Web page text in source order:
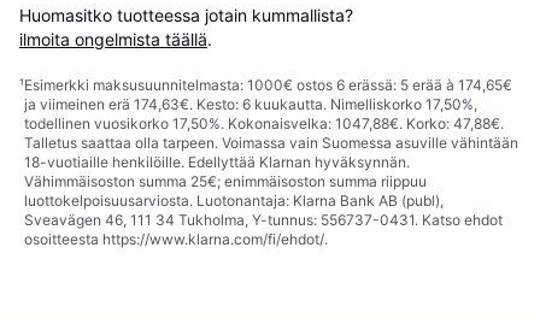
Huomasitko tuotteessa jotain kummallista?
ilmoita ongelmista täällä.
¹Esimerkki maksusuunnitelmasta: 1000€ ostos 6 erässä: 5 erää à 174,65€
ja viimeinen erä 174,63€. Kesto: 6 kuukautta. Nimelliskorko 17,50%,
todellinen vuosikorko 17,50%. Kokonaisvelka: 1047,88€. Korko: 47,88€.
Talletus saattaa olla tarpeen. Voimassa vain Suomessa asuville vähintään
18-vuotiaille henkilöille. Edellyttää Klarnan hyväksynnän.
Vähimmäisoston summa 25€; enimmäisoston summa riippuu
luottokelpoisuusarviosta. Luotonantaja: Klarna Bank AB (publ),
Sveavägen 46, 111 34 Tukholma, Y-tunnus: 556737-0431. Katso ehdot
osoitteesta https://www.klarna.com/fi/ehdot/.